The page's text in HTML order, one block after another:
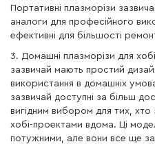
Портативні плазморізи
аналоги для професійного
ефективні для більшості
3. Домашні плазморізи для
зазвичай мають простий
використання в домашніх
зазвичай доступні за більш
вигідним вибором для тих,
хобі-проектами вдома. Ці
потужними, але вони все ще